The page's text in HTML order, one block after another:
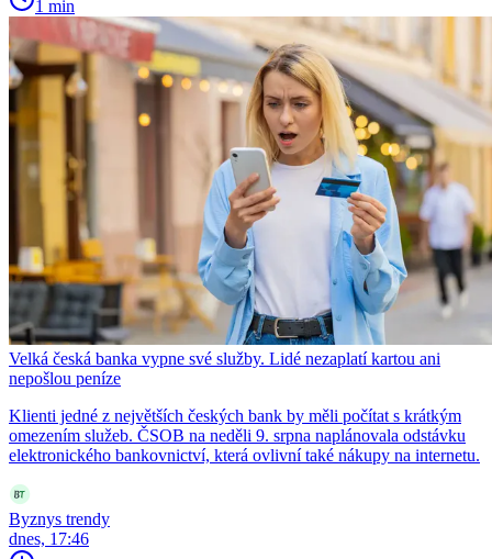
1 min
Velká česká banka vypne své služby. Lidé nezaplatí kartou ani
nepošlou peníze
Klienti jedné z největších českých bank by měli počítat s krátkým
omezením služeb. ČSOB na neděli 9. srpna naplánovala odstávku
elektronického bankovnictví, která ovlivní také nákupy na internetu.
Byznys trendy
dnes, 17:46